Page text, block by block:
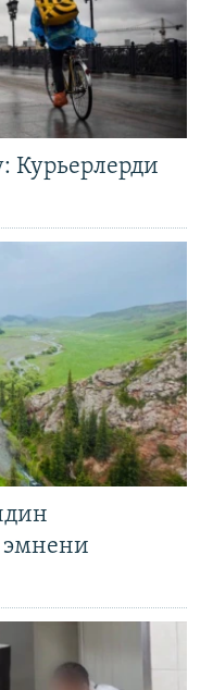
Курьерлерди
эмнени